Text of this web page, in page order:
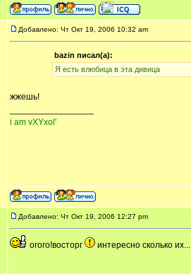
Добавлено: Чт Окт 19, 2006 10:32 am
bazin писал(а):
Я есть влюбица в эта дивица
жжешь!
i am vXYxol'
Добавлено: Чт Окт 19, 2006 12:27 pm
огого!восторг интересно сколько их...